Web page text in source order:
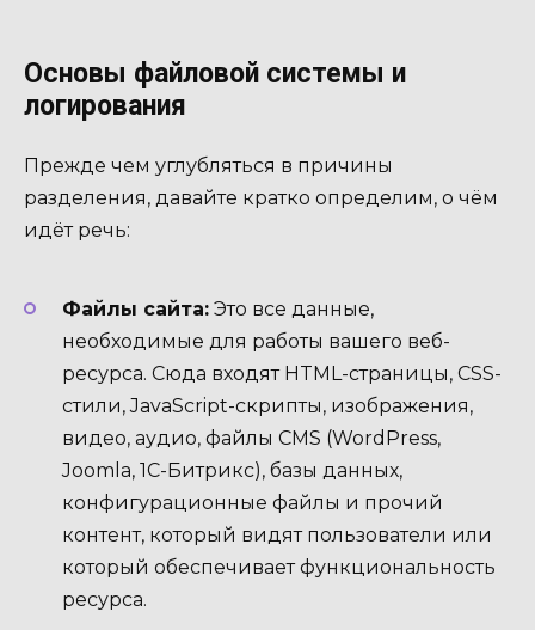
Основы файловой системы и
логирования
Прежде чем углубляться в причины
разделения, давайте кратко определим, о чём
идёт речь:
Файлы сайта: Это все данные,
необходимые для работы вашего веб-
ресурса. Сюда входят HTML-страницы, CSS-
стили, JavaScript-скрипты, изображения,
видео, аудио, файлы CMS (WordPress,
Joomla, 1C-Битрикс), базы данных,
конфигурационные файлы и прочий
контент, который видят пользователи или
который обеспечивает функциональность
ресурса.